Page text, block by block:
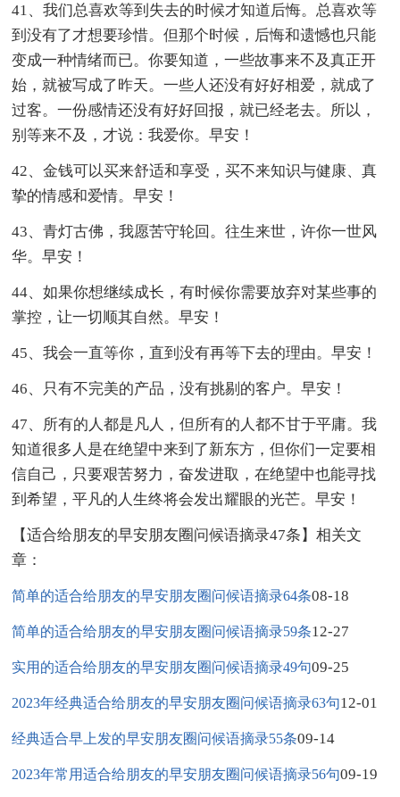
41、我们总喜欢等到失去的时候才知道后悔。总喜欢等
到没有了才想要珍惜。但那个时候，后悔和遗憾也只能
变成一种情绪而已。你要知道，一些故事来不及真正开
始，就被写成了昨天。一些人还没有好好相爱，就成了
过客。一份感情还没有好好回报，就已经老去。所以，
别等来不及，才说：我爱你。早安！
42、金钱可以买来舒适和享受，买不来知识与健康、真
挚的情感和爱情。早安！
43、青灯古佛，我愿苦守轮回。往生来世，许你一世风
华。早安！
44、如果你想继续成长，有时候你需要放弃对某些事的
掌控，让一切顺其自然。早安！
45、我会一直等你，直到没有再等下去的理由。早安！
46、只有不完美的产品，没有挑剔的客户。早安！
47、所有的人都是凡人，但所有的人都不甘于平庸。我
知道很多人是在绝望中来到了新东方，但你们一定要相
信自己，只要艰苦努力，奋发进取，在绝望中也能寻找
到希望，平凡的人生终将会发出耀眼的光芒。早安！
【适合给朋友的早安朋友圈问候语摘录47条】相关文
章：
简单的适合给朋友的早安朋友圈问候语摘录64条08-18
简单的适合给朋友的早安朋友圈问候语摘录59条12-27
实用的适合给朋友的早安朋友圈问候语摘录49句09-25
2023年经典适合给朋友的早安朋友圈问候语摘录63句12-01
经典适合早上发的早安朋友圈问候语摘录55条09-14
2023年常用适合给朋友的早安朋友圈问候语摘录56句09-19